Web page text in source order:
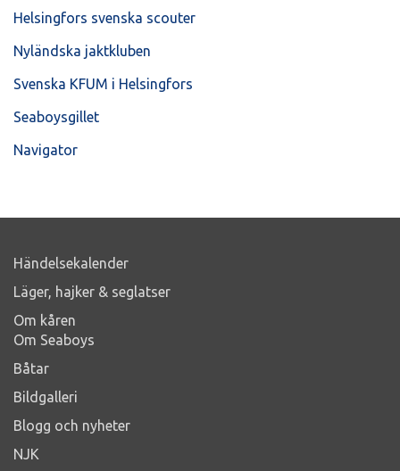
Helsingfors svenska scouter
Nyländska jaktkluben
Svenska KFUM i Helsingfors
Seaboysgillet
Navigator
Händelsekalender
Läger, hajker & seglatser
Om kåren
Om Seaboys
Båtar
Bildgalleri
Blogg och nyheter
NJK